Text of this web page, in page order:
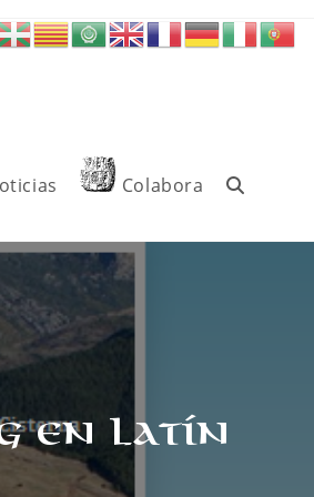
Colabora Alternar
en latín